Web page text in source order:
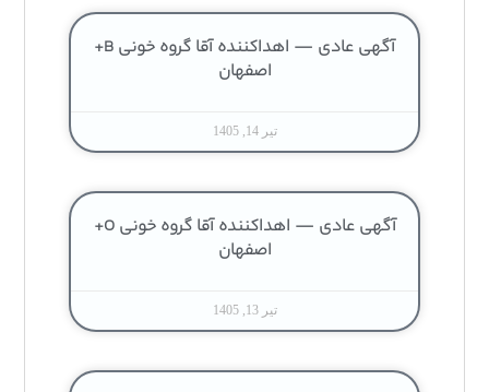
آگهی عادی — اهداکننده آقا گروه خونی B+
اصفهان
تیر 14, 1405
آگهی عادی — اهداکننده آقا گروه خونی O+
اصفهان
تیر 13, 1405